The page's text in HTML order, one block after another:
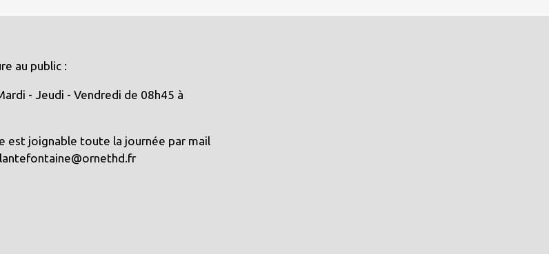
au public :
- Jeudi - Vendredi de 08h45 à
est joignable toute la journée par mail